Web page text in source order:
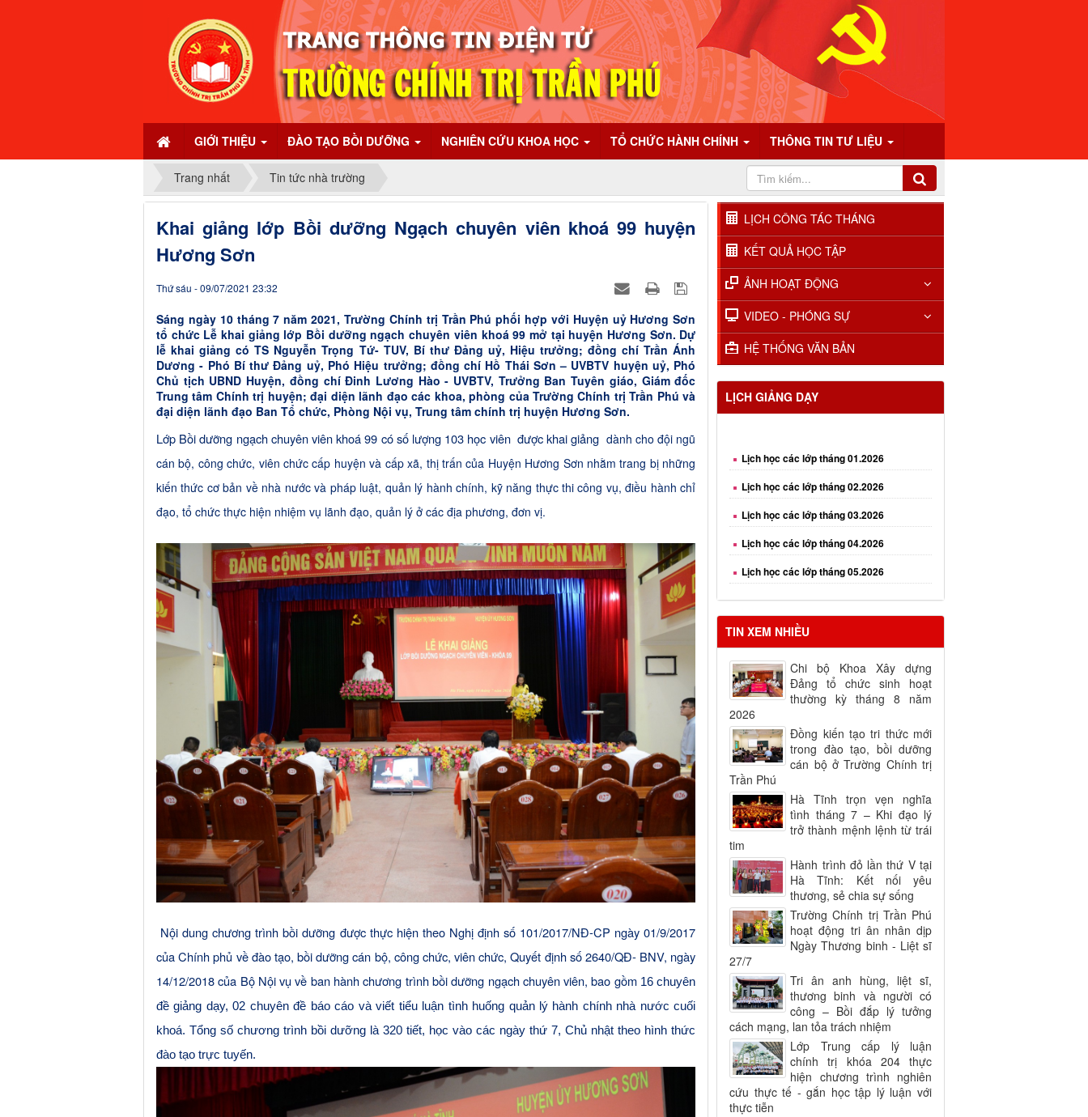
GIỚI THIỆU ĐÀO TẠO BỒI DƯỠNG NGHIÊN CỨU KHOA HỌC TỔ CHỨC HÀNH CHÍNH THÔNG TIN TƯ LIỆU
Trang nhất Tin tức nhà trường
Khai giảng lớp Bồi dưỡng Ngạch chuyên viên khoá 99 huyện
Hương Sơn
Thứ sáu - 09/07/2021 23:32
Sáng ngày 10 tháng 7 năm 2021, Trường Chính trị Trần Phú phối hợp với Huyện uỷ Hương Sơn
tổ chức Lễ khai giảng lớp Bồi dưỡng ngạch chuyên viên khoá 99 mở tại huyện Hương Sơn. Dự
lễ khai giảng có TS Nguyễn Trọng Tứ- TUV, Bí thư Đảng uỷ, Hiệu trưởng; đồng chí Trần Ánh
Dương - Phó Bí thư Đảng uỷ, Phó Hiệu trưởng; đồng chí Hồ Thái Sơn – UVBTV huyện uỷ, Phó
Chủ tịch UBND Huyện, đồng chí Đinh Lương Hào - UVBTV, Trưởng Ban Tuyên giáo, Giám đốc
Trung tâm Chính trị huyện; đại diện lãnh đạo các khoa, phòng của Trường Chính trị Trần Phú và
đại diện lãnh đạo Ban Tổ chức, Phòng Nội vụ, Trung tâm chính trị huyện Hương Sơn.
Lớp Bồi dưỡng ngạch chuyên viên khoá99 có số lượng 103 học viên được khai giảng dành cho đội ngũ
cán bộ, công chức, viên chức cấp huyện và cấp xã, thị trấn của Huyện Hương Sơn nhằm trang bị những
kiến thức cơ bản về nhà nước và pháp luật, quản lý hành chính, kỹ năng thực thi công vụ, điều hành chỉ
đạo, tổ chức thực hiện nhiệm vụ lãnh đạo, quản lý ở các địa phương, đơn vị.
Nội dung chương trình bồi dưỡng được thực hiện theo Nghị định số 101/2017/NĐ-CP ngày 01/9/2017
của Chính phủ về đào tạo, bồi dưỡng cán bộ, công chức, viên chức, Quyết định số 2640/QĐ- BNV, ngày
14/12/2018 của Bộ Nội vụ về ban hành chương trình bồi dưỡng ngạch chuyên viên, bao gồm 16 chuyên
đề giảng dạy, 02 chuyên đề báo cáo và viết tiểu luận tình huống quản lý hành chính nhà nước cuối
khoá. Tổng số chương trình bồi dưỡng là 320 tiết, học vào các ngày thứ 7, Chủ nhật theo hình thức
đào tạo trực tuyến.
LỊCH CÔNG TÁC THÁNG
KẾT QUẢ HỌC TẬP
ẢNH HOẠT ĐỘNG
VIDEO - PHÓNG SỰ
HỆ THỐNG VĂN BẢN
LỊCH GIẢNG DẠY
Lịch học các lớp tháng 01.2026
Lịch học các lớp tháng 03.2026
Lịch học các lớp tháng 04.2026
Lịch học các lớp tháng 05.2026
Lịch học các lớp tháng 06.2026
TIN XEM NHIỀU
Chi bộ Khoa Xây dựng
Đảng tổ chức sinh hoạt
thường kỳ tháng 8 năm
2026
Đồng kiến tạo tri thức mới
trong đào tạo, bồi dưỡng
cán bộ ở Trường Chính trị
Trần Phú
Hà Tĩnh trọn vẹn nghĩa
tình tháng 7 – Khi đạo lý
trở thành mệnh lệnh từ trái
tim
Hành trình đỏ lần thứ V tại
Hà Tĩnh: Kết nối yêu
thương, sẻ chia sự sống
Trường Chính trị Trần Phú
hoạt động tri ân nhân dịp
Ngày Thương binh - Liệt sĩ
27/7
Tri ân anh hùng, liệt sĩ,
thương binh và người có
công – Bồi đắp lý tưởng
cách mạng, lan tỏa trách nhiệm
Lớp Trung cấp lý luận
chính trị khóa 204 thực
hiện chương trình nghiên
cứu thực tế - gắn học tập lý luận với
thực tiễn